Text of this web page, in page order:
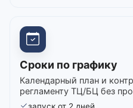
Сроки по графику
Календарный план и
регламенту ТЦ/БЦ без
запуск от 2 дней